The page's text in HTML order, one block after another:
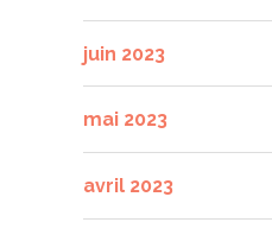
juin 2023
mai 2023
avril 2023